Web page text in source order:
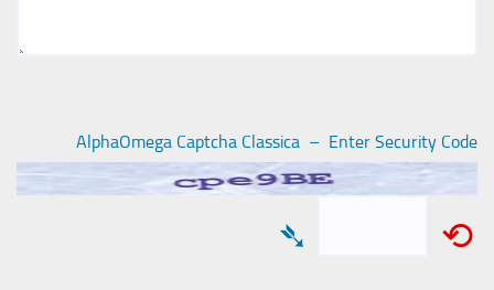
AlphaOmega Captcha Classica – Enter Security Code
⟲
➴